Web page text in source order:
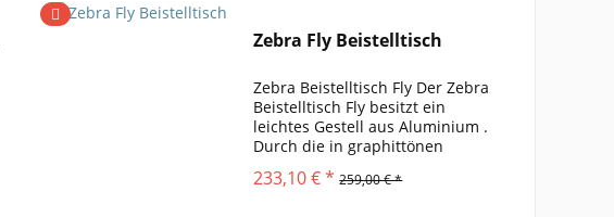
Zebra Fly Beistelltisch
Zebra Beistelltisch Fly Der Zebra
Beistelltisch Fly besitzt ein
leichtes Gestell aus Aluminium .
Durch die in graphittönen
pulverbeschichtete Oberfläche
wirkt der Tisch sehr modern. Die
233,10 € * 259,00 € *